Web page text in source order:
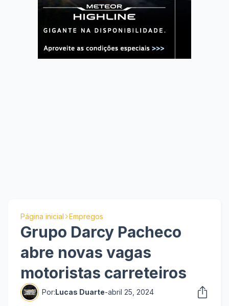
Página inicial Empregos
Grupo Darcy Pacheco
abre novas vagas
motoristas carreteiros
Por:Lucas Duarte-abril 25, 2024